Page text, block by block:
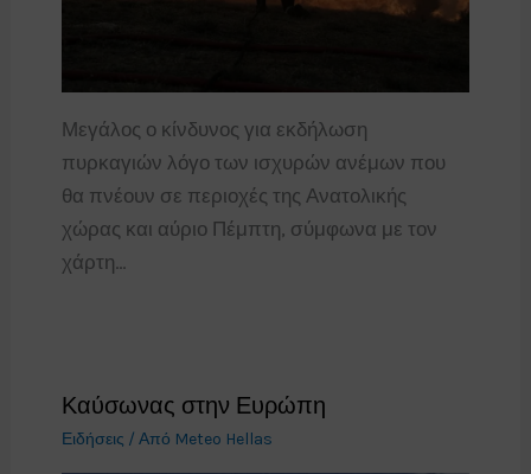
Μεγάλος ο κίνδυνος για εκδήλωση
πυρκαγιών λόγο των ισχυρών ανέμων που
θα πνέουν σε περιοχές της Ανατολικής
χώρας και αύριο Πέμπτη, σύμφωνα με τον
χάρτη…
Καύσωνας στην Ευρώπη
Ειδήσεις / Από Meteo Hellas